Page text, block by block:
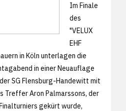
Im Finale
des
"VELUX
EHF
in Köln unterlagen die
in einer Neuauflage
SG Flensburg-Handewitt mit
Treffer Aron Palmarssons, der
gekürt wurde,